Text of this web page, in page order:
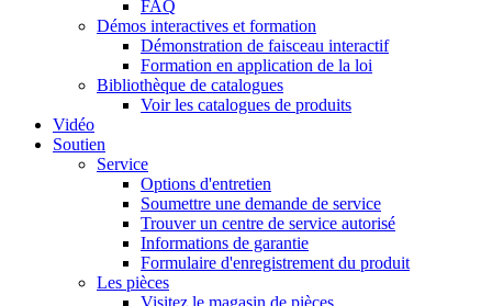
FAQ
Démos interactives et formation
Démonstration de faisceau interactif
Formation en application de la loi
Bibliothèque de catalogues
Voir les catalogues de produits
Vidéo
Soutien
Service
Options d'entretien
Soumettre une demande de service
Trouver un centre de service autorisé
Informations de garantie
Formulaire d'enregistrement du produit
Les pièces